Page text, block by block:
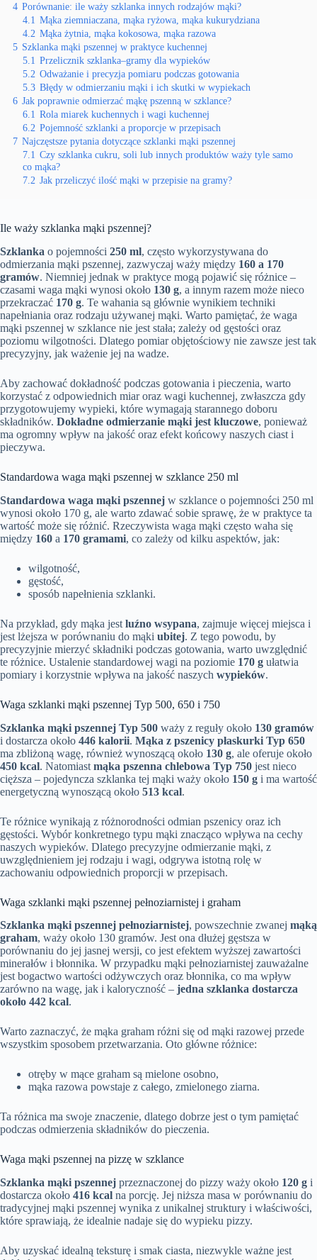
4 Porównanie: ile waży szklanka innych rodzajów mąki?
4.1 Mąka ziemniaczana, mąka ryżowa, mąka kukurydziana
4.2 Mąka żytnia, mąka kokosowa, mąka razowa
5 Szklanka mąki pszennej w praktyce kuchennej
5.1 Przelicznik szklanka–gramy dla wypieków
5.2 Odważanie i precyzja pomiaru podczas gotowania
5.3 Błędy w odmierzaniu mąki i ich skutki w wypiekach
6 Jak poprawnie odmierzać mąkę pszenną w szklance?
6.1 Rola miarek kuchennych i wagi kuchennej
6.2 Pojemność szklanki a proporcje w przepisach
7 Najczęstsze pytania dotyczące szklanki mąki pszennej
7.1 Czy szklanka cukru, soli lub innych produktów waży tyle samo
co mąka?
7.2 Jak przeliczyć ilość mąki w przepisie na gramy?
Ile waży szklanka mąki pszennej?
Szklanka o pojemności 250 ml, często wykorzystywana do
odmierzania mąki pszennej, zazwyczaj waży między 160 a 170
gramów. Niemniej jednak w praktyce mogą pojawić się różnice –
czasami waga mąki wynosi około 130 g, a innym razem może nieco
przekraczać 170 g. Te wahania są głównie wynikiem techniki
napełniania oraz rodzaju używanej mąki. Warto pamiętać, że waga
mąki pszennej w szklance nie jest stała; zależy od gęstości oraz
poziomu wilgotności. Dlatego pomiar objętościowy nie zawsze jest tak
precyzyjny, jak ważenie jej na wadze.
Aby zachować dokładność podczas gotowania i pieczenia, warto
korzystać z odpowiednich miar oraz wagi kuchennej, zwłaszcza gdy
przygotowujemy wypieki, które wymagają starannego doboru
składników. Dokładne odmierzanie mąki jest kluczowe, ponieważ
ma ogromny wpływ na jakość oraz efekt końcowy naszych ciast i
pieczywa.
Standardowa waga mąki pszennej w szklance 250 ml
Standardowa waga mąki pszennej w szklance o pojemności 250 ml
wynosi około 170 g, ale warto zdawać sobie sprawę, że w praktyce ta
wartość może się różnić. Rzeczywista waga mąki często waha się
między 160 a 170 gramami, co zależy od kilku aspektów, jak:
wilgotność,
gęstość,
sposób napełnienia szklanki.
Na przykład, gdy mąka jest luźno wsypana, zajmuje więcej miejsca i
jest lżejsza w porównaniu do mąki ubitej. Z tego powodu, by
precyzyjnie mierzyć składniki podczas gotowania, warto uwzględnić
te różnice. Ustalenie standardowej wagi na poziomie 170 g ułatwia
pomiary i korzystnie wpływa na jakość naszych wypieków.
Waga szklanki mąki pszennej Typ 500, 650 i 750
Szklanka mąki pszennej Typ 500 waży z reguły około 130 gramów
i dostarcza około 446 kalorii. Mąka z pszenicy płaskurki Typ 650
ma zbliżoną wagę, również wynoszącą około 130 g, ale oferuje około
450 kcal. Natomiast mąka pszenna chlebowa Typ 750 jest nieco
cięższa – pojedyncza szklanka tej mąki waży około 150 g i ma wartość
energetyczną wynoszącą około 513 kcal.
Te różnice wynikają z różnorodności odmian pszenicy oraz ich
gęstości. Wybór konkretnego typu mąki znacząco wpływa na cechy
naszych wypieków. Dlatego precyzyjne odmierzanie mąki, z
uwzględnieniem jej rodzaju i wagi, odgrywa istotną rolę w
zachowaniu odpowiednich proporcji w przepisach.
Waga szklanki mąki pszennej pełnoziarnistej i graham
Szklanka mąki pszennej pełnoziarnistej, powszechnie zwanej mąką
graham, waży około 130 gramów. Jest ona dłużej gęstsza w
porównaniu do jej jasnej wersji, co jest efektem wyższej zawartości
minerałów i błonnika. W przypadku mąki pełnoziarnistej zauważalne
jest bogactwo wartości odżywczych oraz błonnika, co ma wpływ
zarówno na wagę, jak i kaloryczność – jedna szklanka dostarcza
około 442 kcal.
Warto zaznaczyć, że mąka graham różni się od mąki razowej przede
wszystkim sposobem przetwarzania. Oto główne różnice:
otręby w mące graham są mielone osobno,
mąka razowa powstaje z całego, zmielonego ziarna.
Ta różnica ma swoje znaczenie, dlatego dobrze jest o tym pamiętać
podczas odmierzenia składników do pieczenia.
Waga mąki pszennej na pizzę w szklance
Szklanka mąki pszennej przeznaczonej do pizzy waży około 120 g i
dostarcza około 416 kcal na porcję. Jej niższa masa w porównaniu do
tradycyjnej mąki pszennej wynika z unikalnej struktury i właściwości,
które sprawiają, że idealnie nadaje się do wypieku pizzy.
Aby uzyskać idealną teksturę i smak ciasta, niezwykle ważne jest